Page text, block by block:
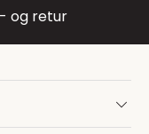
og retur